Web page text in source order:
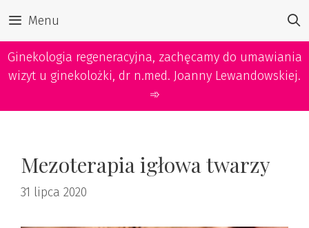
Menu
Ginekologia regeneracyjna, zachęcamy do umawiania
wizyt u ginekolożki, dr n.med. Joanny Lewandowskiej.
➾
Mezoterapia igłowa twarzy
31 lipca 2020